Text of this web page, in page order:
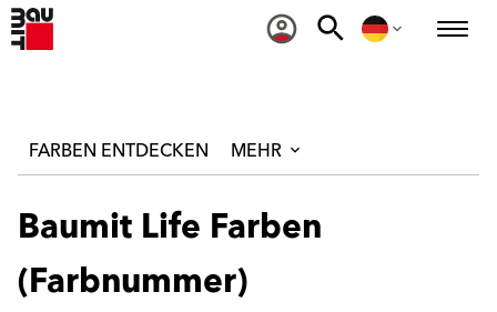
FARBEN ENTDECKEN MEHR
Baumit Life Farben
(Farbnummer)